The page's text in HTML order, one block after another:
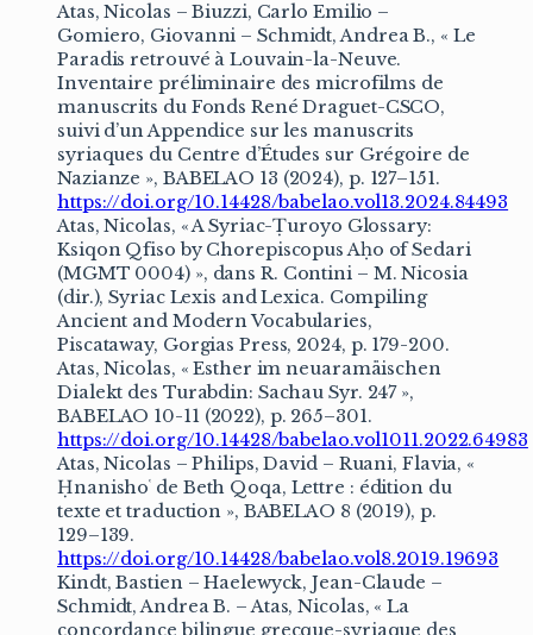
Atas, Nicolas – Biuzzi, Carlo Emilio –
Gomiero, Giovanni – Schmidt, Andrea B., « Le
Paradis retrouvé à Louvain-la-Neuve.
Inventaire préliminaire des microfilms de
manuscrits du Fonds René Draguet-CSCO,
suivi d’un Appendice sur les manuscrits
syriaques du Centre d’Études sur Grégoire de
Nazianze », BABELAO 13 (2024), p. 127–151.
https://doi.org/10.14428/babelao.vol13.2024.84493
Atas, Nicolas, « A Syriac-Ṭuroyo Glossary:
Ksiqon Qfiso by Chorepiscopus Aḥo of Sedari
(MGMT 0004) », dans R. Contini – M. Nicosia
(dir.), Syriac Lexis and Lexica. Compiling
Ancient and Modern Vocabularies,
Piscataway, Gorgias Press, 2024, p. 179-200.
Atas, Nicolas, « Esther im neuaramäischen
Dialekt des Turabdin: Sachau Syr. 247 »,
BABELAO 10-11 (2022), p. 265–301.
https://doi.org/10.14428/babelao.vol1011.2022.64983
Atas, Nicolas – Philips, David – Ruani, Flavia, «
Ḥnanishoʿ de Beth Qoqa, Lettre : édition du
texte et traduction », BABELAO 8 (2019), p.
129–139.
https://doi.org/10.14428/babelao.vol8.2019.19693
Kindt, Bastien – Haelewyck, Jean-Claude –
Schmidt, Andrea B. – Atas, Nicolas, « La